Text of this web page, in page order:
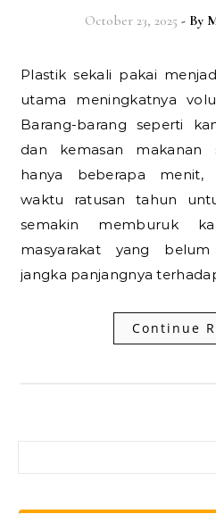
October 23, 2025 - By
Plastik sekali pakai menjadi salah satu penyebab
utama meningkatnya
Barang-barang seperti
dan kemasan makanan
hanya beberapa menit,
waktu ratusan tahun
semakin memburuk
masyarakat yang
jangka panjangnya
Continue